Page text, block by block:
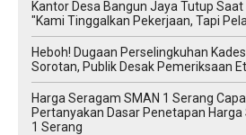
Kantor Desa Bangun Jaya Tutup
"Kami Tinggalkan Pekerjaan, Tapi
Heboh! Dugaan Perselingkuhan
Sorotan, Publik Desak Pemeriksaan
Harga Seragam SMAN 1 Serang
Pertanyakan Dasar Penetapan
1 Serang